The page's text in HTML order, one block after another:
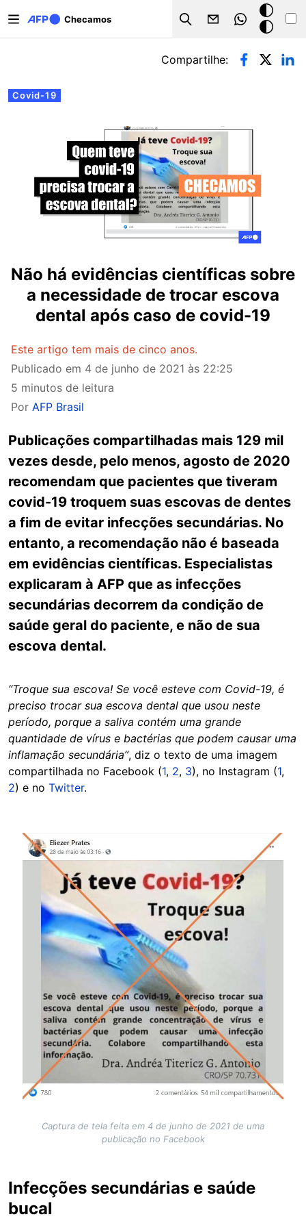
Checamos
Search
Modo
escuro
Abas primárias
Covid-19
Compartilhe:
Não há evidências científicas sobre
a necessidade de trocar escova
dental após caso de covid-19
Este artigo tem mais de cinco anos.
Publicado em 4 de junho de 2021 às 22:25
5 minutos de leitura
Por AFP Brasil
Publicações compartilhadas mais 129 mil
vezes desde, pelo menos, agosto de 2020
recomendam que pacientes que tiveram
covid-19 troquem suas escovas de dentes
a fim de evitar infecções secundárias. No
entanto, a recomendação não é baseada
em evidências científicas. Especialistas
explicaram à AFP que as infecções
secundárias decorrem da condição de
saúde geral do paciente, e não de sua
escova dental.
“Troque sua escova! Se você esteve com Covid-19, é
preciso trocar sua escova dental que usou neste
período, porque a saliva contém uma grande
quantidade de vírus e bactérias que podem causar uma
inflamação secundária”, diz o texto de uma imagem
compartilhada no Facebook (1, 2, 3), no Instagram (1,
2) e no Twitter.
Image
Captura de tela feita em 4 de junho de 2021 de uma
publicação no Facebook
Infecções secundárias e saúde
bucal